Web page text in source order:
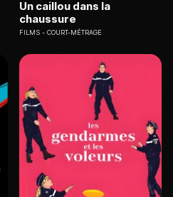
Un caillou dans la
chaussure
FILMS COURT-MÉTRAGE